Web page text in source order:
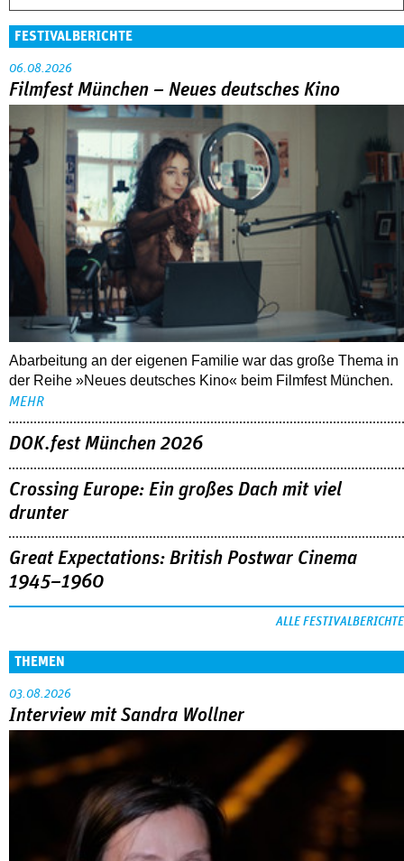
FESTIVALBERICHTE
06.08.2026
Filmfest München – Neues deutsches Kino
Abarbeitung an der eigenen Familie war das große Thema in
der Reihe »Neues deutsches Kino« beim Filmfest München.
MEHR
DOK.fest München 2026
Crossing Europe: Ein großes Dach mit viel
drunter
Great Expectations: British Postwar Cinema
1945–1960
ALLE FESTIVALBERICHTE
THEMEN
03.08.2026
Interview mit Sandra Wollner